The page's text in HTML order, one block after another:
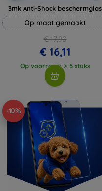
3mk Anti-Shock beschermglas
Op maat gemaakt
€ 17,90
€ 16,11
Op voorraad: > 5 stuks
-10%